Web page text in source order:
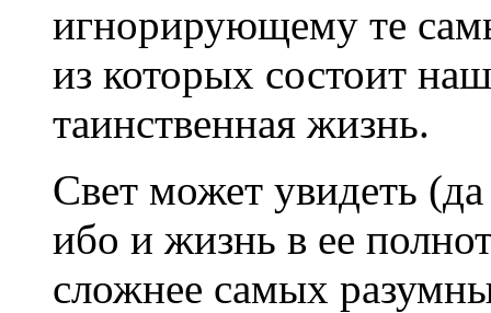
игнорирующему те
из которых состоит
таинственная жизнь.
Свет может увидеть
ибо и жизнь в ее
сложнее самых